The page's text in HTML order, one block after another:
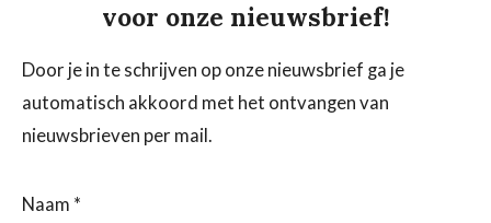
voor onze nieuwsbrief!
Door je in te schrijven op onze nieuwsbrief ga je
automatisch akkoord met het ontvangen van
nieuwsbrieven per mail.
Naam *